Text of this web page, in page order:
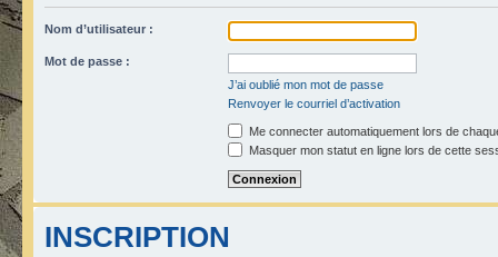
Nom d’utilisateur :
Mot de passe :
J’ai oublié mon mot de passe
Renvoyer le courriel d’activation
Me connecter automatiquement lors de
Masquer mon statut en ligne lors de cette
INSCRIPTION